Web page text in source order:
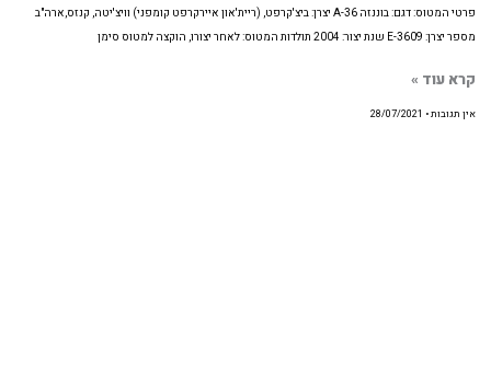
פרטי המטוס: דגם: בוננזה A-36 יצרן: ביצ'קרפט, (ריית'און איירקרפט קומפני) וויצ'יטה, קנזס,ארה"ב
מספר יצרן: E-3609 שנת יצור: 2004 תולדות המטוס: לאחר יצורו, הוקצה למטוס סימן
קרא עוד »
אין תגובות